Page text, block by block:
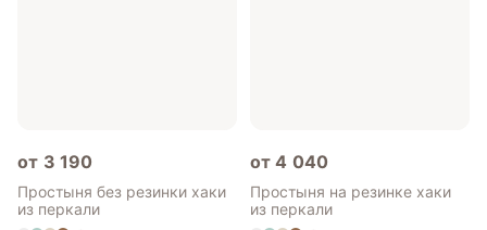
от 3 190
Простыня без резинки хаки
из перкали
от 4 040
Простыня на резинке хаки
из перкали